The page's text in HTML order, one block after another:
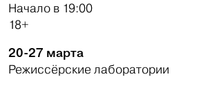
Начало в 19:00
18+
20-27 марта
Режиссёрские лаборатории